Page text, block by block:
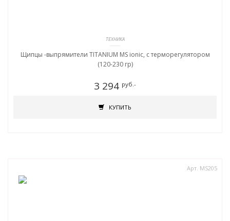
ТЕХНИКА
Щипцы -выпрямители TITANIUM MS ionic, c терморегулятором
(120-230 гр)
3 294 руб.-
КУПИТЬ
Арт. MS205